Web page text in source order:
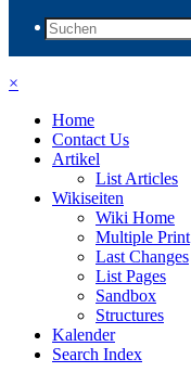
×
Home
Contact Us
Artikel
List Articles
Wikiseiten
Wiki Home
Multiple Print
Last Changes
List Pages
Sandbox
Structures
Kalender
Search Index